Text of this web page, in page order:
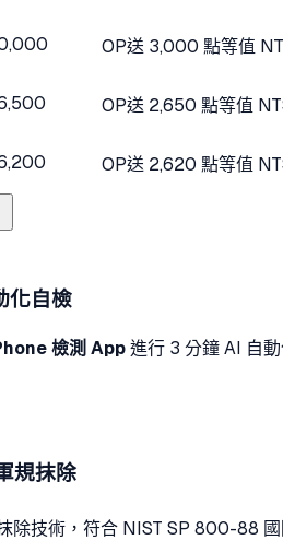
OP送 3,000 點等值
OP送 2,650 點等值
OP送 2,620 點等值
化自檢
檢測 App進行 3 分鐘 AI 自
規抹除
除技術，符合 NIST SP 800-88